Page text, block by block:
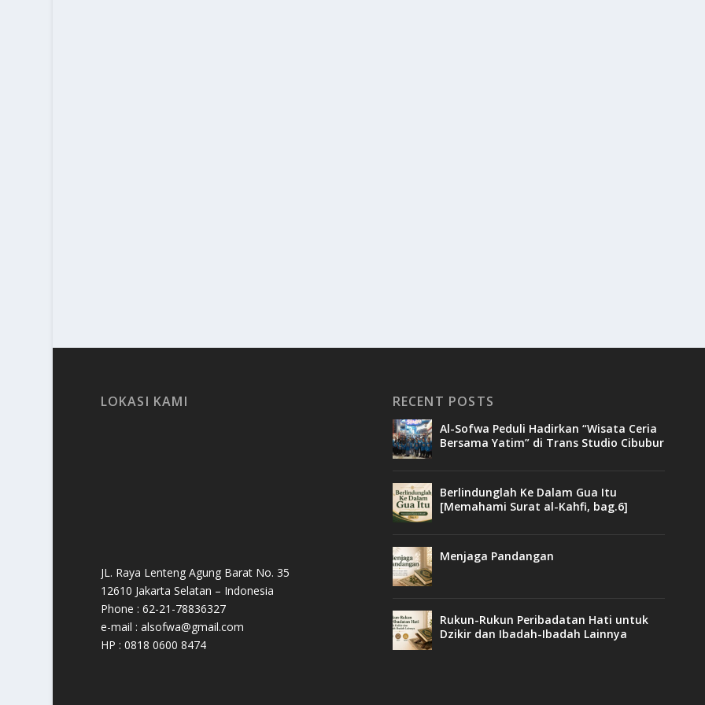
LOKASI KAMI
JL. Raya Lenteng Agung Barat No. 35
12610 Jakarta Selatan – Indonesia
Phone : 62-21-78836327
e-mail : alsofwa@gmail.com
HP : 0818 0600 8474
RECENT POSTS
Al-Sofwa Peduli Hadirkan “Wisata Ceria
Bersama Yatim” di Trans Studio Cibubur
Berlindunglah Ke Dalam Gua Itu
[Memahami Surat al-Kahfi, bag.6]
Menjaga Pandangan
Rukun-Rukun Peribadatan Hati untuk
Dzikir dan Ibadah-Ibadah Lainnya